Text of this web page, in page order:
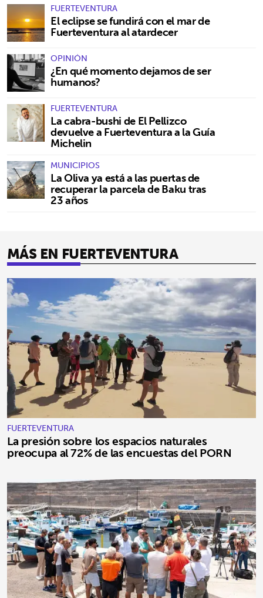
FUERTEVENTURA
El eclipse se fundirá con el mar de
Fuerteventura al atardecer
OPINIÓN
¿En qué momento dejamos de ser
humanos?
FUERTEVENTURA
La cabra-bushi de El Pellizco
devuelve a Fuerteventura a la Guía
Michelin
MUNICIPIOS
La Oliva ya está a las puertas de
recuperar la parcela de Baku tras
23 años
MÁS EN FUERTEVENTURA
FUERTEVENTURA
La presión sobre los espacios naturales
preocupa al 72% de las encuestas del PORN